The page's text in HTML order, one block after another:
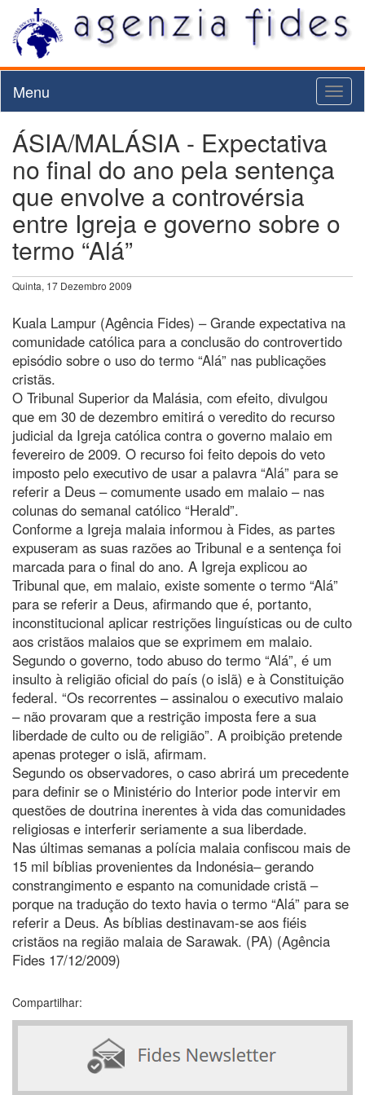
Menu
ÁSIA/MALÁSIA - Expectativa
no final do ano pela sentença
que envolve a controvérsia
entre Igreja e governo sobre o
termo “Alá”
Quinta, 17 Dezembro 2009
Kuala Lampur (Agência Fides) – Grande expectativa na
comunidade católica para a conclusão do controvertido
episódio sobre o uso do termo “Alá” nas publicações
cristãs.
O Tribunal Superior da Malásia, com efeito, divulgou
que em 30 de dezembro emitirá o veredito do recurso
judicial da Igreja católica contra o governo malaio em
fevereiro de 2009. O recurso foi feito depois do veto
imposto pelo executivo de usar a palavra “Alá” para se
referir a Deus – comumente usado em malaio – nas
colunas do semanal católico “Herald”.
Conforme a Igreja malaia informou à Fides, as partes
expuseram as suas razões ao Tribunal e a sentença foi
marcada para o final do ano. A Igreja explicou ao
Tribunal que, em malaio, existe somente o termo “Alá”
para se referir a Deus, afirmando que é, portanto,
inconstitucional aplicar restrições linguísticas ou de culto
aos cristãos malaios que se exprimem em malaio.
Segundo o governo, todo abuso do termo “Alá”, é um
insulto à religião oficial do país (o islã) e à Constituição
federal. “Os recorrentes – assinalou o executivo malaio
– não provaram que a restrição imposta fere a sua
liberdade de culto ou de religião”. A proibição pretende
apenas proteger o islã, afirmam.
Segundo os observadores, o caso abrirá um precedente
para definir se o Ministério do Interior pode intervir em
questões de doutrina inerentes à vida das comunidades
religiosas e interferir seriamente a sua liberdade.
Nas últimas semanas a polícia malaia confiscou mais de
15 mil bíblias provenientes da Indonésia– gerando
constrangimento e espanto na comunidade cristã –
porque na tradução do texto havia o termo “Alá” para se
referir a Deus. As bíblias destinavam-se aos fiéis
cristãos na região malaia de Sarawak. (PA) (Agência
Fides 17/12/2009)
Compartilhar: